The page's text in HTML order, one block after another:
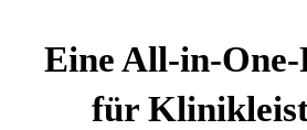
Eine All-in-
für